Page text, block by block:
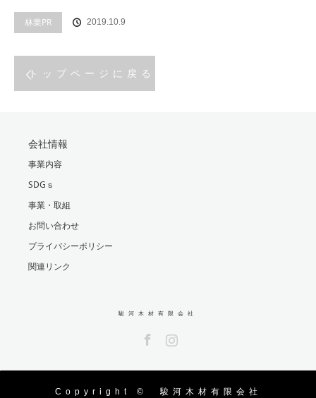
林業PR 2019.10.9
トップページに戻る
会社情報
事業内容
SDGｓ
事業・取組
お問い合わせ
プライバシーポリシー
関連リンク
駿河木材有限会社
Copyright ©駿河木材有限会社